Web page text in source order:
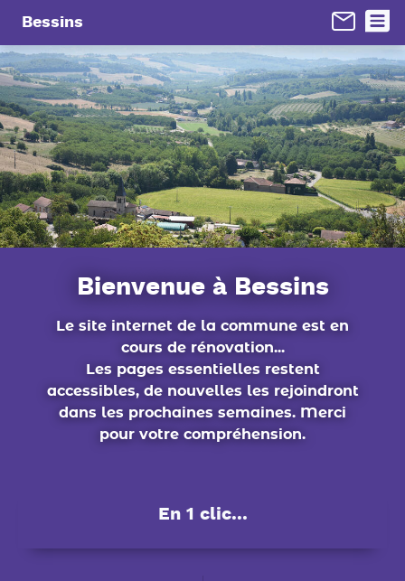
Bessins
Bienvenue à Bessins
Le site internet de la commune est en
cours de rénovation...
Les pages essentielles restent
accessibles, de nouvelles les rejoindront
dans les prochaines semaines. Merci
pour votre compréhension.
En 1 clic...